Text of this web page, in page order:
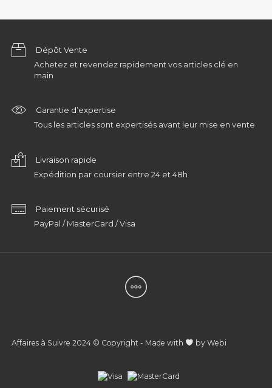
Dépôt Vente
Achetez et revendez rapidement vos articles clé en
main
Garantie d’expertise
Tous les articles sont expertisés avant leur mise en vente
Livraison rapide
Expédition par coursier entre 24 et 48h
Paiement sécurisé
PayPal / MasterCard / Visa
Affaires à Suivre 2024 © Copyright - Made with by Webi